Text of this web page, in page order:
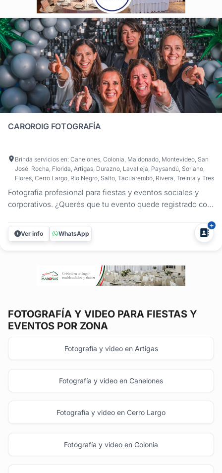
CAROROIG FOTOGRAFÍA
Brinda servicios en: Canelones, Colonia, Maldonado, Montevideo, San
José, Rocha, Florida, Artigas, Durazno, Lavalleja, Paysandú, Soriano,
Flores, Cerro Largo, Río Negro, Salto, Tacuarembó, Rivera, Treinta y Tres
Fotografía profesional para fiestas y eventos sociales y
corporativos. ¿Querés que tu evento quede registrado con
se vivió? En CaroRoig Fotografía me especializo en
fotografía de eventos en Uruguay, captando cada momento
Ver info WhatsApp
FOTOGRAFÍA Y VIDEO PARA FIESTAS Y
EVENTOS POR ZONA
Fotografía y video en Artigas
Fotografía y video en Canelones
Fotografía y video en Cerro Largo
Fotografía y video en Colonia